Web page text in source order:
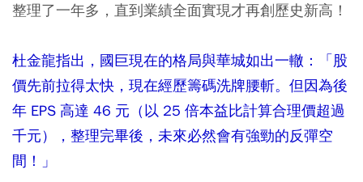
整理了一年多，直到業績全面實現才再創歷史新高！
杜金龍指出，國巨現在的格局與華城如出一轍：「股
價先前拉得太快，現在經歷籌碼洗牌腰斬。但因為後
年 EPS 高達 46 元（以 25 倍本益比計算合理價超過
千元），整理完畢後，未來必然會有強勁的反彈空
間！」